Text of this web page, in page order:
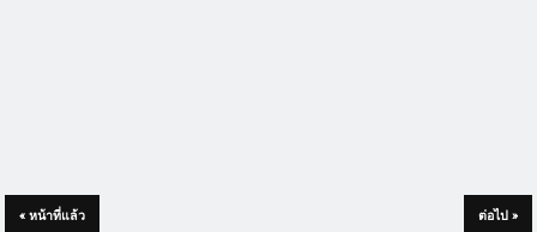
« หน้าที่แล้ว ต่อไป »